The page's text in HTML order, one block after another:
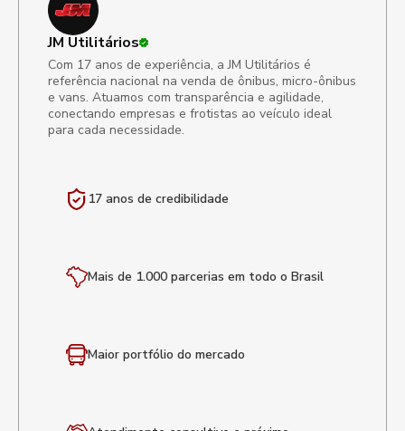
JM Utilitários
Com 17 anos de experiência, a JM Utilitários é
referência nacional na venda de ônibus, micro-ônibus
e vans. Atuamos com transparência e agilidade,
conectando empresas e frotistas ao veículo ideal
para cada necessidade.
17 anos de credibilidade
Mais de 1.000 parcerias em todo o Brasil
Maior portfólio do mercado